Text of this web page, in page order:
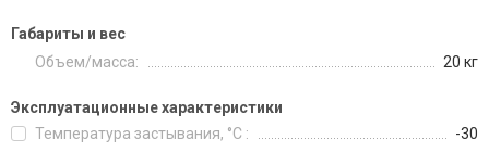
Габариты и вес
Объем/масса:
20 кг
Эксплуатационные характеристики
Температура застывания, °С :
-30